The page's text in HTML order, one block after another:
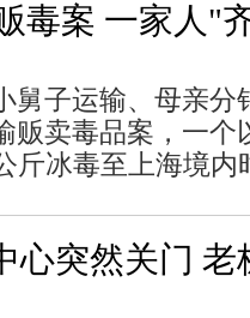
毒案 一家人"
舅子运输、母亲
贩卖毒品案，一个
斤冰毒至上海境
心突然关门 老